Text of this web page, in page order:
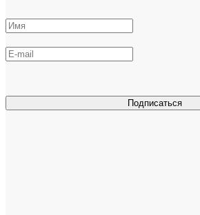
Подписаться